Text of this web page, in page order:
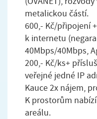
metalickou částí.
600,- Kč/připojení
k internetu
40Mbps/40Mbps,
200,- Kč/ks+
veřejné jedné IP
Kauce 2x nájem,
K prostorům
areálu.